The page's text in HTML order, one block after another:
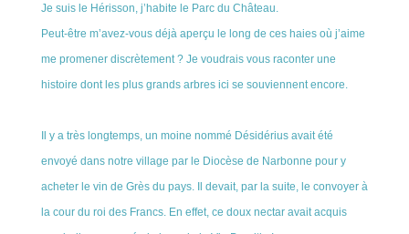
Je suis le Hérisson, j’habite le Parc du Château.
Peut-être m’avez-vous déjà aperçu le long de ces haies où j’aime
me promener discrètement ? Je voudrais vous raconter une
histoire dont les plus grands arbres ici se souviennent encore.
Il y a très longtemps, un moine nommé Désidérius avait été
envoyé dans notre village par le Diocèse de Narbonne pour y
acheter le vin de Grès du pays. Il devait, par la suite, le convoyer à
la cour du roi des Francs. En effet, ce doux nectar avait acquis